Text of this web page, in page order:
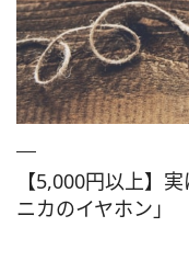
【5,000円以上】
ニカのイヤホン」